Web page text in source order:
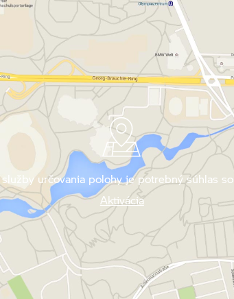
určovania polohy je potrebný súhlas
Aktivácia